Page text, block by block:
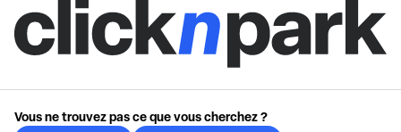
Vous ne trouvez pas ce que vous cherchez ?